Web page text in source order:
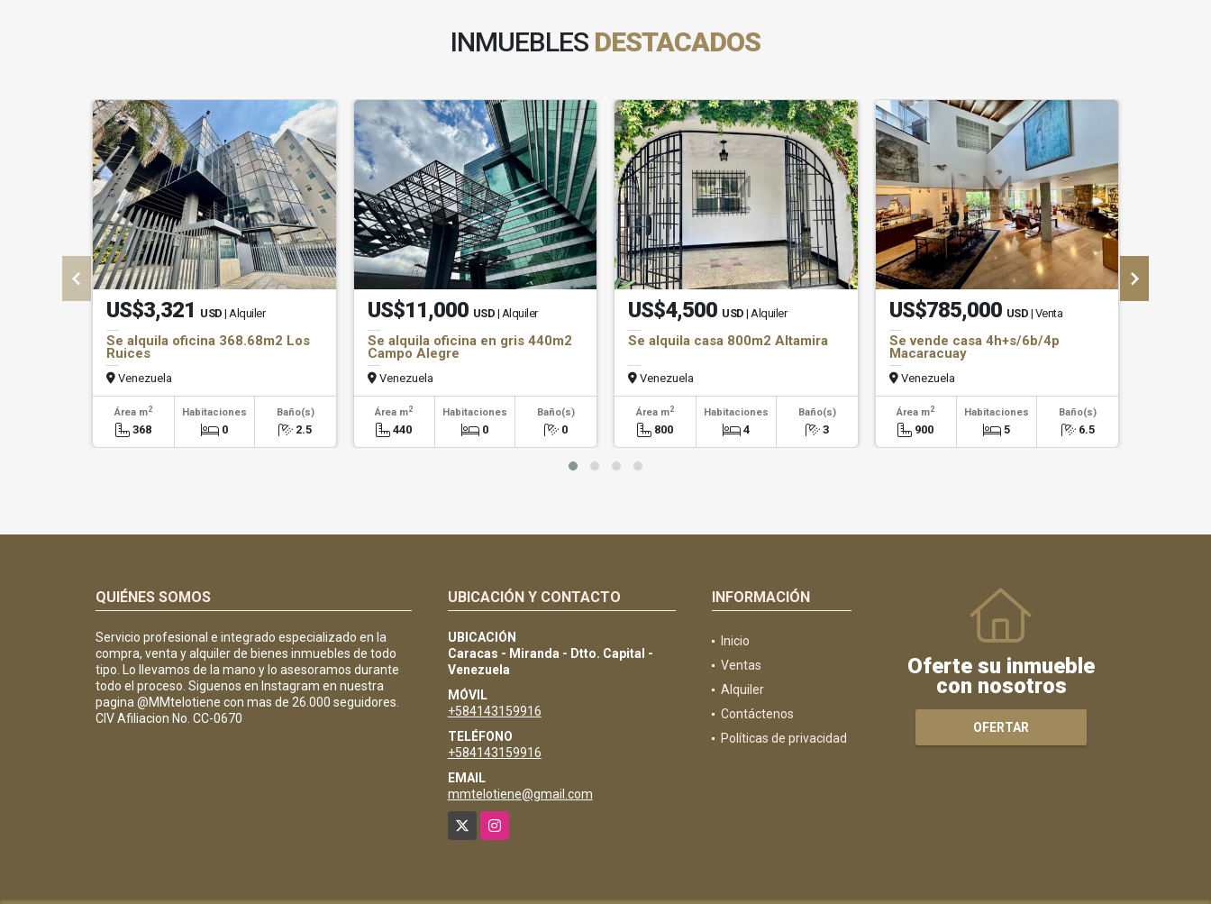
INMUEBLES DESTACADOS
US$3,321 USD | Alquiler
Se alquila oficina 368.68m2 Los
Ruices
Venezuela
Área m2
368
Habitaciones
0
Baño(s)
2.5
US$11,000 USD | Alquiler
Se alquila oficina en gris 440m2
Campo Alegre
Venezuela
Área m2
440
Habitaciones
0
Baño(s)
0
US$4,500 USD | Alquiler
Se alquila casa 800m2 Altamira
Venezuela
Área m2
800
Habitaciones
4
Baño(s)
3
US$785,000 USD | Venta
Se vende casa 4h+s/6b/4p
Macaracuay
Venezuela
Área m2
900
Habitaciones
5
Baño(s)
6.5
QUIÉNES SOMOS
Servicio profesional e integrado especializado en la
compra, venta y alquiler de bienes inmuebles de todo
tipo. Lo llevamos de la mano y lo asesoramos durante
todo el proceso. Siguenos en Instagram en nuestra
pagina @MMtelotiene con mas de 26.000 seguidores.
CIV Afiliacion No. CC-0670
UBICACIÓN Y CONTACTO
UBICACIÓN
Caracas - Miranda - Dtto. Capital -
Venezuela
MÓVIL
+584143159916
TELÉFONO
+584143159916
EMAIL
mmtelotiene@gmail.com
Instagram
INFORMACIÓN
Inicio
Ventas
Alquiler
Contáctenos
Políticas de privacidad
Oferte su inmueble
con nosotros
OFERTAR